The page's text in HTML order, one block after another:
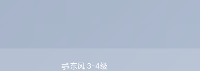
东风 3-4级